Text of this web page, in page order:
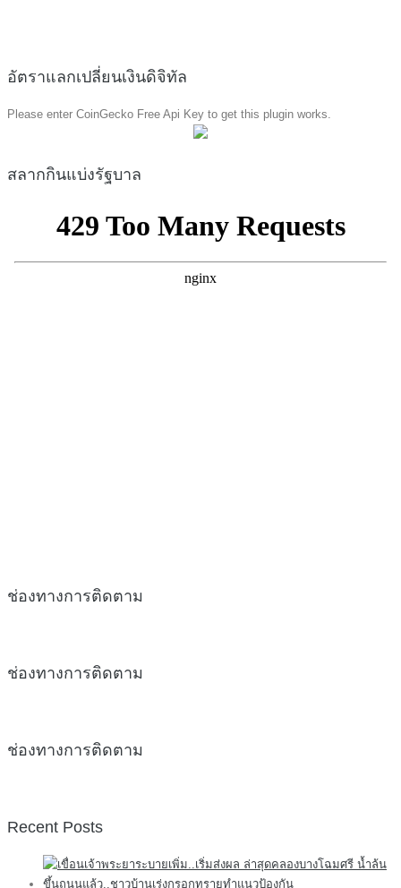
อัตราแลกเปลี่ยนเงินดิจิทัล
Please enter CoinGecko Free Api Key to get this plugin works.
สลากกินแบ่งรัฐบาล
ช่องทางการติดตาม
ช่องทางการติดตาม
ช่องทางการติดตาม
Recent Posts